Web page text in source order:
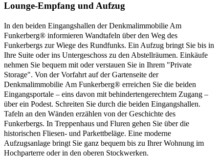
Lounge-Empfang und Aufzug
In den beiden Eingangshallen der Denkmalimmobilie Am
Funkerberg® informieren Wandtafeln über den Weg des
Funkerbergs zur Wiege des Rundfunks. Ein Aufzug bringt Sie bis in
Ihre Suite oder ins Untergeschoss zu den Abstellräumen. Einkäufe
nehmen Sie bequem mit oder verstauen Sie in Ihrem "Private
Storage". Von der Vorfahrt auf der Gartenseite der
Denkmalimmobilie Am Funkerberg® erreichen Sie die beiden
Eingangsportale – eins davon mit behindertengerechtem Zugang –
über ein Podest. Schreiten Sie durch die beiden Eingangshallen.
Tafeln an den Wänden erzählen von der Geschichte des
Funkerbergs. In Treppenhaus und Fluren gehen Sie über die
historischen Fliesen- und Parkettbeläge. Eine moderne
Aufzugsanlage bringt Sie ganz bequem bis zu Ihrer Wohnung im
Hochparterre oder in den oberen Stockwerken.